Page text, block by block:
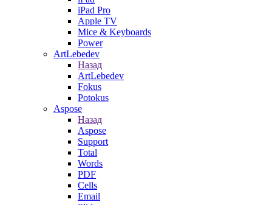
iPad Pro
Apple TV
Mice & Keyboards
Power
ArtLebedev
Назад
ArtLebedev
Fokus
Potokus
Aspose
Назад
Aspose
Support
Total
Words
PDF
Cells
Email